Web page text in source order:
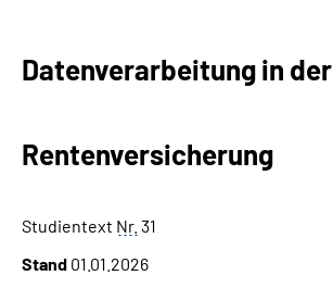
Rente
Datenverarbeitung in der
Rentenversicherung
Studientext Nr. 31
Stand 01.01.2026